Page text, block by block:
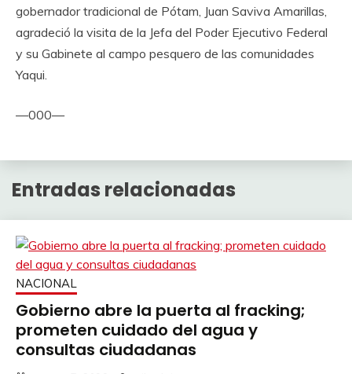
gobernador tradicional de Pótam, Juan Saviva Amarillas,
agradeció la visita de la Jefa del Poder Ejecutivo Federal
y su Gabinete al campo pesquero de las comunidades
Yaqui.
—000—
Entradas relacionadas
NACIONAL
Gobierno abre la puerta al fracking;
prometen cuidado del agua y
consultas ciudadanas